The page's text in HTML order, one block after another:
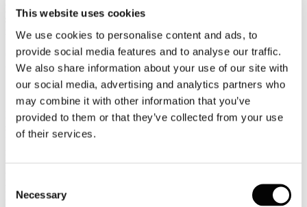
This website uses cookies
We use cookies to personalise content and ads, to
provide social media features and to analyse our traffic.
We also share information about your use of our site with
our social media, advertising and analytics partners who
may combine it with other information that you’ve
provided to them or that they’ve collected from your use
of their services.
Selection
Necessary
professionale che risponde alle richiesta delle aziende del
sistema carta e grafica e che permetterà di creare a livello
regionale un polo di alta formazione per il settore cartotecnico
Giovedì 18 aprile ore 11,30 c/o Istituto San Zeno Via Don
Giovanni Minzoni, 50- Verona
Verona, 12 aprile 2019 –Occupabilità dei diplomati ITS vicina al
100%,competenze tecniche e trasversali ricercate dalle aziende 4.0.
E’ su queste premesse ormai consolidate che si presenta a Verona,
sede ITS Academy dal 2018, la nuova figura professionale di
Tecnico Superiore per l’innovazione dei processi e
ITS Academy Meccatronico Veneto
, eccellenza nel panorama
formativo italiano,
, ente di formazione